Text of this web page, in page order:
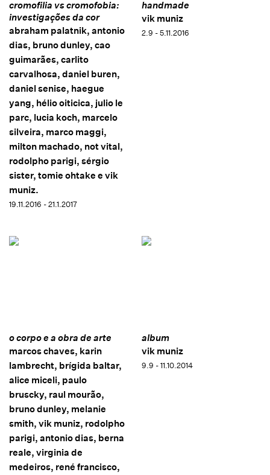
cromofilia vs cromofobia:
investigações da cor
abraham palatnik, antonio
dias, bruno dunley, cao
guimarães, carlito
carvalhosa, daniel buren,
daniel senise, haegue
yang, hélio oiticica, julio le
parc, lucia koch, marcelo
silveira, marco maggi,
milton machado, not vital,
rodolpho parigi, sérgio
sister, tomie ohtake e vik
muniz.
19.11.2016 - 21.1.2017
handmade
vik muniz
2.9 - 5.11.2016
o corpo e a obra de arte
marcos chaves, karin
lambrecht, brígida baltar,
alice miceli, paulo
bruscky, raul mourão,
bruno dunley, melanie
smith, vik muniz, rodolpho
parigi, antonio dias, berna
reale, virginia de
medeiros, rené francisco,
album
vik muniz
9.9 - 11.10.2014